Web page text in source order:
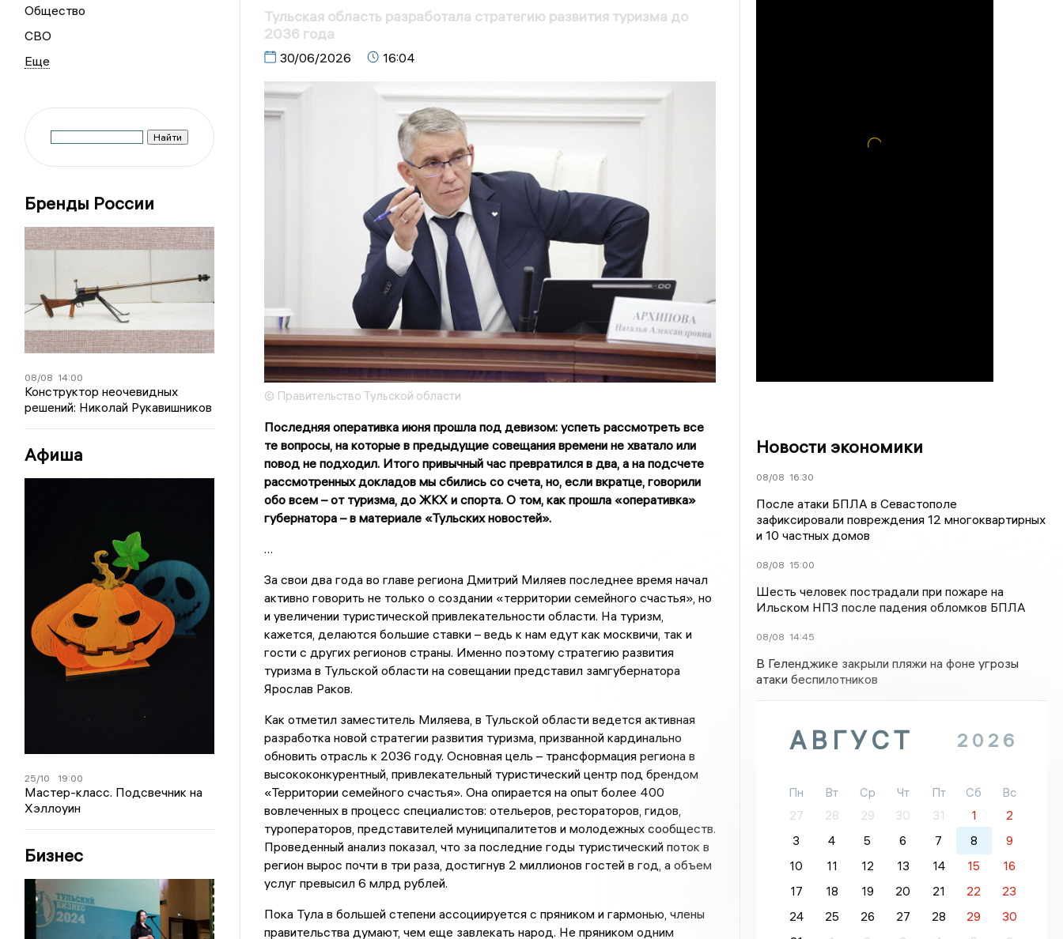
Общество
СВО
Бренды России
08/08 14:00
Конструктор неочевидных
решений: Николай Рукавишников
Афиша
25/10 19:00
Мастер-класс. Подсвечник на
Хэллоуин
Бизнес
Тульская область разработала стратегию развития туризма до
2036 года
30/06/2026 16:04
© Правительство Тульской области
Последняя оперативка июня прошла под девизом: успеть рассмотреть все
те вопросы, на которые в предыдущие совещания времени не хватало или
повод не подходил. Итого привычный час превратился в два, а на подсчете
рассмотренных докладов мы сбились со счета, но, если вкратце, говорили
обо всем – от туризма, до ЖКХ и спорта. О том, как прошла «оперативка»
губернатора – в материале «Тульских новостей».
…
За свои два года во главе региона Дмитрий Миляев последнее время начал
активно говорить не только о создании «территории семейного счастья», но
и увеличении туристической привлекательности области. На туризм,
кажется, делаются большие ставки – ведь к нам едут как москвичи, так и
гости с других регионов страны. Именно поэтому стратегию развития
туризма в Тульской области на совещании представил замгубернатора
Ярослав Раков.
Как отметил заместитель Миляева, в Тульской области ведется активная
разработка новой стратегии развития туризма, призванной кардинально
обновить отрасль к 2036 году. Основная цель – трансформация региона в
высококонкурентный, привлекательный туристический центр под брендом
«Территории семейного счастья». Она опирается на опыт более 400
вовлеченных в процесс специалистов: отельеров, рестораторов, гидов,
туроператоров, представителей муниципалитетов и молодежных сообществ.
Проведенный анализ показал, что за последние годы туристический поток в
регион вырос почти в три раза, достигнув 2 миллионов гостей в год, а объем
услуг превысил 6 млрд рублей.
Пока Тула в большей степени ассоциируется с пряником и гармонью, члены
правительства думают, чем еще завлекать народ. Не пряником одним
Новости экономики
08/08 16:30
После атаки БПЛА в Севастополе
зафиксировали повреждения 12 многоквартирных
и 10 частных домов
08/08 15:00
Шесть человек пострадали при пожаре на
Ильском НПЗ после падения обломков БПЛА
08/08 14:45
В Геленджике закрыли пляжи на фоне угрозы
атаки беспилотников
АВГУСТ 2026
Пн Вт Ср Чт Пт Сб
Вс
27
28 29 30 31 1
2
3
4 5 6 7 8
9
10
11 12 13 14 15
16
17
18 19 20 21 22
23
24
25 26 27 28 29
30